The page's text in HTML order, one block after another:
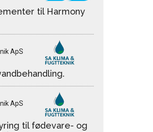
til Harmony
ApS
ApS
til fødevare- og